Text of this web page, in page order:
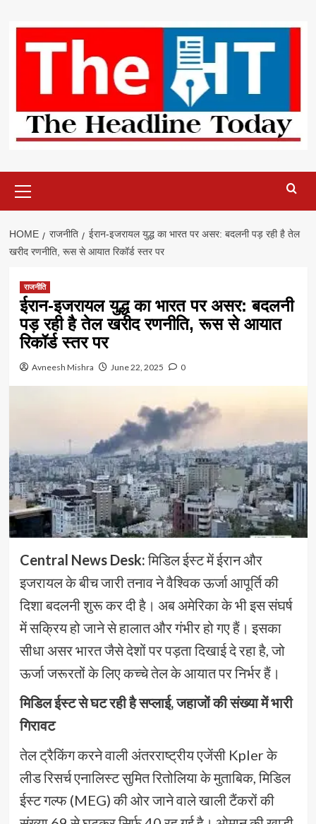
content
Menu
HOME राजनीति
ईरान-इजरायल युद्ध का भारत पर असर: बदलनी पड़ रही है तेल
खरीद रणनीति, रूस से आयात रिकॉर्ड स्तर पर
राजनीति
ईरान-इजरायल युद्ध का भारत पर असर: बदलनी
पड़ रही है तेल खरीद रणनीति, रूस से आयात
रिकॉर्ड स्तर पर
Avneesh Mishra June 22, 2025 0
Central News Desk:मिडिल ईस्ट में ईरान और
इजरायल के बीच जारी तनाव ने वैश्विक ऊर्जा आपूर्ति की
दिशा बदलनी शुरू कर दी है। अब अमेरिका के भी इस संघर्ष
में सक्रिय हो जाने से हालात और गंभीर हो गए हैं। इसका
सीधा असर भारत जैसे देशों पर पड़ता दिखाई दे रहा है, जो
ऊर्जा जरूरतों के लिए कच्चे तेल के आयात पर निर्भर हैं।
मिडिल ईस्ट से घट रही है सप्लाई, जहाजों की संख्या में भारी
गिरावट
तेल ट्रैकिंग करने वाली अंतरराष्ट्रीय एजेंसी Kpler के
लीड रिसर्च एनालिस्ट सुमित रितोलिया के मुताबिक, मिडिल
ईस्ट गल्फ (MEG) की ओर जाने वाले खाली टैंकरों की